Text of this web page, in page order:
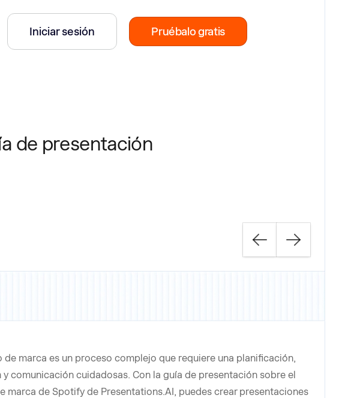
Iniciar sesión Pruébalo gratis
de presentación
de marca es un proceso complejo que requiere una planificación,
y comunicación cuidadosas. Con la guía de presentación sobre el
marca de Spotify de Presentations.AI, puedes crear presentaciones